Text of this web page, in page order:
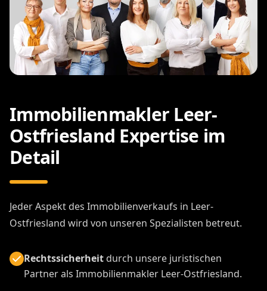
Immobilienmakler Leer-
Ostfriesland Expertise im
Detail
Jeder Aspekt des Immobilienverkaufs in Leer-
Ostfriesland wird von unseren Spezialisten betreut.
Rechtssicherheitdurch unsere juristischen
Partner als Immobilienmakler Leer-Ostfriesland.